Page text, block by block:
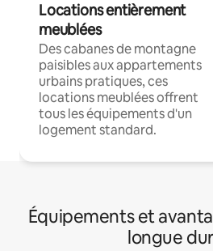
Locations entièrement
meublées
Des cabanes de montagne
paisibles aux appartements
urbains pratiques, ces
locations meublées offrent
tous les équipements d'un
logement standard.
Équipements et
longue